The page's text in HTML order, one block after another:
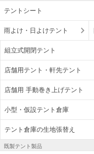
テントシート
雨よけ・日よけテント
組立式開閉テント
店舗用テント・軒先テント
店舗用 手動巻き上げテント
小型・仮設テント倉庫
テント倉庫の生地張替え
既製テント製品